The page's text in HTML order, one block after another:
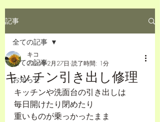
記事
全ての記事
お知らせ
全ての記事
キッチン引き出し修理
キコ
2024年2月27日 読了時間: 1分
キッチンや洗面台の引き出しは
毎日開けたり閉めたり
重いものが乗っかったまま